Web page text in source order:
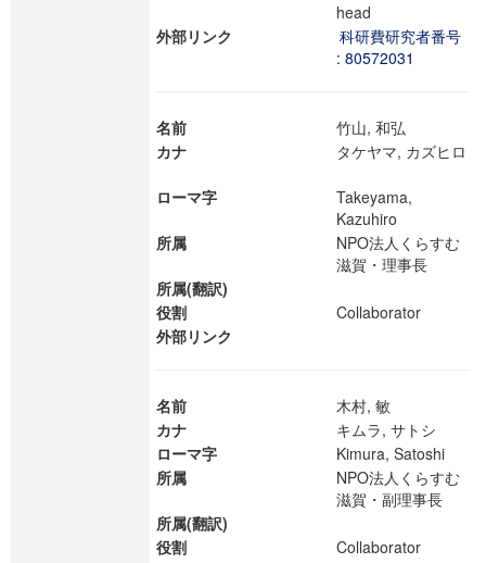
head
外部リンク
科研費研究者番号
: 80572031
名前
竹山, 和弘
カナ
タケヤマ, カズヒロ
ローマ字
Takeyama,
Kazuhiro
所属
NPO法人くらすむ
滋賀・理事長
所属(翻訳)
役割
Collaborator
外部リンク
名前
木村, 敏
カナ
キムラ, サトシ
ローマ字
Kimura, Satoshi
所属
NPO法人くらすむ
滋賀・副理事長
所属(翻訳)
役割
Collaborator